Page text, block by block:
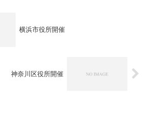
横浜市役所開催
神奈川区役所開催